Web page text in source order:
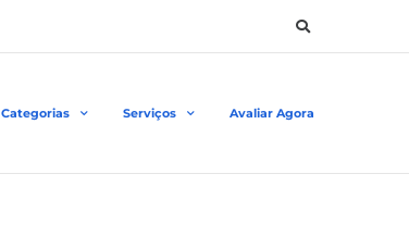
Categorias Serviços Avaliar Agora